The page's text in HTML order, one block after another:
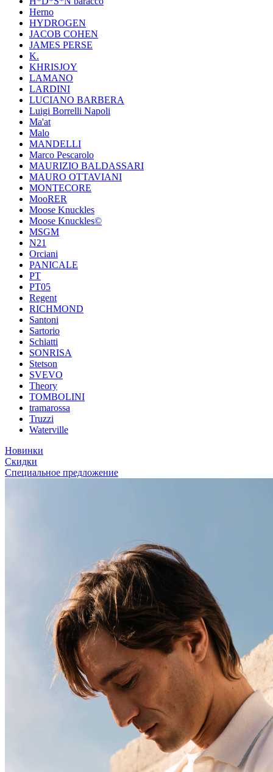
Herno
HYDROGEN
JACOB COHEN
JAMES PERSE
K.
KHRISJOY
LAMANO
LARDINI
LUCIANO BARBERA
Luigi Borrelli Napoli
Ma'at
Malo
MANDELLI
Marco Pescarolo
MAURIZIO BALDASSARI
MAURO OTTAVIANI
MONTECORE
MooRER
Moose Knuckles
Moose Knuckles©️
MSGM
N21
Orciani
PANICALE
PT
PT05
Regent
RICHMOND
Santoni
Sartorio
Schiatti
SONRISA
Stetson
SVEVO
Theory
TOMBOLINI
tramarossa
Truzzi
Waterville
Новинки
Скидки
Специальное предложение